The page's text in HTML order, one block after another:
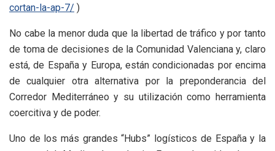
cortan-la-ap-7/ )
No cabe la menor duda que la libertad de tráfico y por tanto
de toma de decisiones de la Comunidad Valenciana y, claro
está, de España y Europa, están condicionadas por encima
de cualquier otra alternativa por la preponderancia del
Corredor Mediterráneo y su utilización como herramienta
coercitiva y de poder.
Uno de los más grandes “Hubs” logísticos de España y la